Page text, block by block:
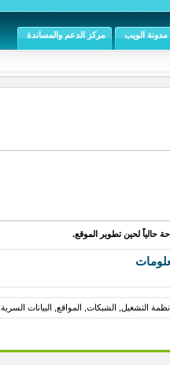
مدونة الويب مركز الدعم والمساندة
حالياً لحين تطوير الموقع.
التشغيل, الشبكات, المواقع, البيانات السرية.